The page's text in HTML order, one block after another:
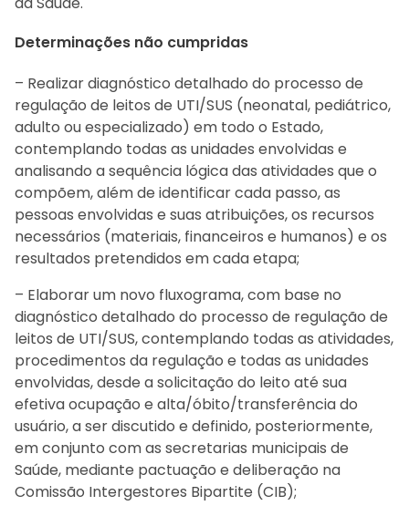
Determinações não cumpridas
– Realizar diagnóstico detalhado do processo de
regulação de leitos de UTI/SUS (neonatal, pediátrico,
adulto ou especializado) em todo o Estado,
contemplando todas as unidades envolvidas e
analisando a sequência lógica das atividades que o
compõem, além de identificar cada passo, as
pessoas envolvidas e suas atribuições, os recursos
necessários (materiais, financeiros e humanos) e os
resultados pretendidos em cada etapa;
– Elaborar um novo fluxograma, com base no
diagnóstico detalhado do processo de regulação de
leitos de UTI/SUS, contemplando todas as atividades,
procedimentos da regulação e todas as unidades
envolvidas, desde a solicitação do leito até sua
efetiva ocupação e alta/óbito/transferência do
usuário, a ser discutido e definido, posteriormente,
em conjunto com as secretarias municipais de
Saúde, mediante pactuação e deliberação na
Comissão Intergestores Bipartite (CIB);